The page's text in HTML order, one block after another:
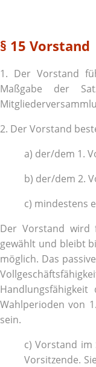
§ 15 Vorstand
1. Der Vorstand
Maßgabe der
2. Der Vorstand
a) der/dem 1.
b) der/dem 2.
c) mindestens
Der Vorstand wird
gewählt und bleibt
möglich. Das
Wahlperioden von
sein.
c) Vorstand im
Vorsitzende.